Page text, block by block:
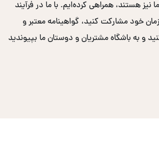
نیز هستند، همراهی کرده‌ایم. با ما در فرآیند
خود مشارکت کنید، گواهینامه معتبر و
و به باشگاه مشتریان و دوستان ما بپیوندید